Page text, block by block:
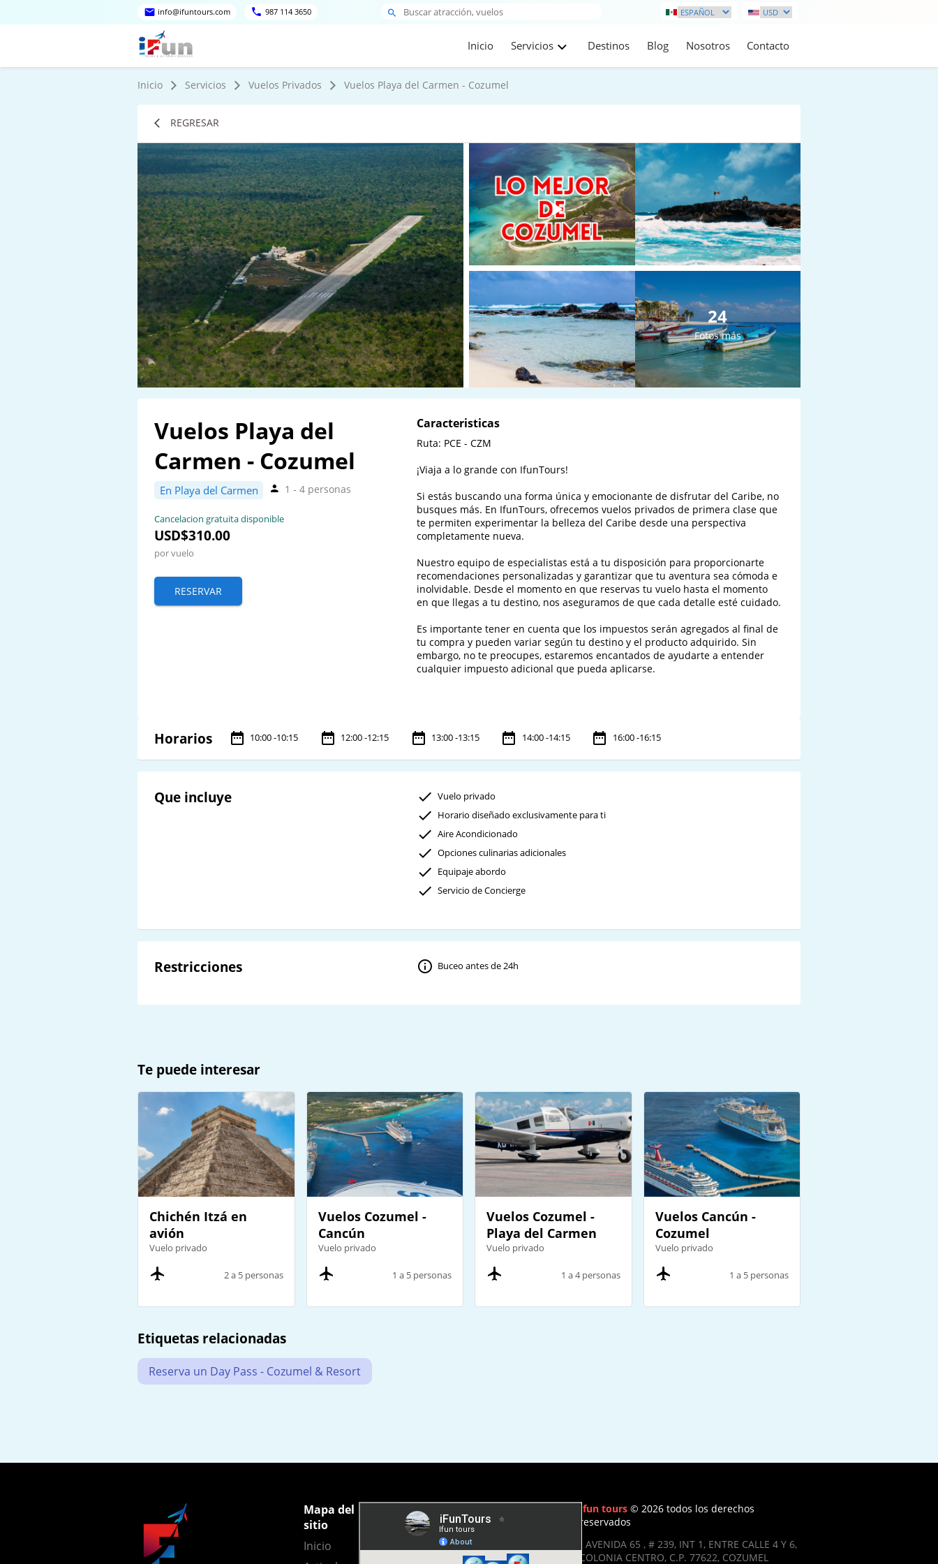
info@ifuntours.com 987 114 3650
Inicio Servicios Destinos Blog Nosotros Contacto
Inicio Servicios Vuelos Privados Vuelos Playa del Carmen - Cozumel
REGRESAR
24
Fotos más
Vuelos Playa del
Carmen - Cozumel
En Playa del Carmen 1 - 4 personas
Cancelacion gratuita disponible
USD$310.00
por vuelo
RESERVAR
Caracteristicas
Ruta: PCE - CZM
¡Viaja a lo grande con IfunTours!
Si estás buscando una forma única y emocionante de disfrutar del Caribe, no
busques más. En IfunTours, ofrecemos vuelos privados de primera clase que
te permiten experimentar la belleza del Caribe desde una perspectiva
completamente nueva.
Nuestro equipo de especialistas está a tu disposición para proporcionarte
recomendaciones personalizadas y garantizar que tu aventura sea cómoda e
inolvidable. Desde el momento en que reservas tu vuelo hasta el momento
en que llegas a tu destino, nos aseguramos de que cada detalle esté cuidado.
Es importante tener en cuenta que los impuestos serán agregados al final de
tu compra y pueden variar según tu destino y el producto adquirido. Sin
embargo, no te preocupes, estaremos encantados de ayudarte a entender
cualquier impuesto adicional que pueda aplicarse.
Horarios 10:00 -10:15 12:00 -12:15 13:00 -13:15 14:00 -14:15 16:00 -16:15
Que incluye
Vuelo privado
Horario diseñado exclusivamente para ti
Aire Acondicionado
Opciones culinarias adicionales
Equipaje abordo
Servicio de Concierge
Restricciones Buceo antes de 24h
Te puede interesar
Chichén Itzá en
avión
Vuelo privado
2 a 5 personas
Vuelos Cozumel -
Cancún
Vuelo privado
1 a 5 personas
Vuelos Cozumel -
Playa del Carmen
Vuelo privado
1 a 4 personas
Vuelos Cancún -
Cozumel
Vuelo privado
1 a 5 personas
Etiquetas relacionadas
Reserva un Day Pass - Cozumel & Resort
Mapa del
sitio
Inicio
Ifun tours © 2026 todos los derechos
reservados
- AVENIDA 65 , # 239, INT 1, ENTRE CALLE 4 Y 6,
COLONIA CENTRO, C.P. 77622, COZUMEL